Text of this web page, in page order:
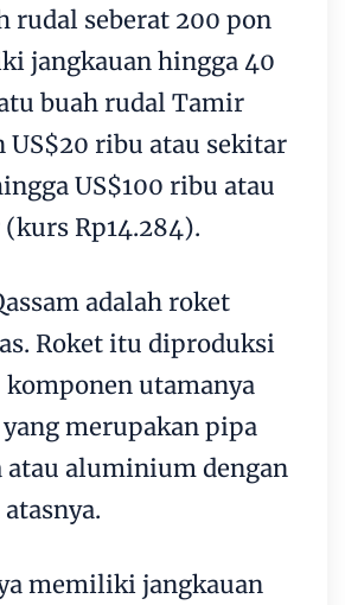
rudal seberat 200 pon
jangkauan hingga 40
buah rudal Tamir
ribu atau sekitar
US$100 ribu atau
Rp14.284).
adalah roket
Roket itu diproduksi
komponen utamanya
merupakan pipa
atau aluminium dengan
memiliki jangkauan